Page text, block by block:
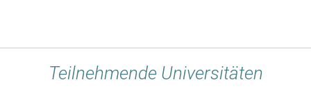
Teilnehmende Universitäten